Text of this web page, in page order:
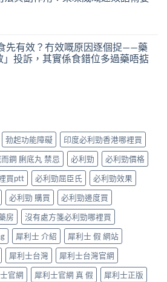
先有效？冇效嘅原因逐個捉——藥
」投訴，其實係食錯位多過藥唔掂
勃起功能障礙
印度必利勁香港哪裡買
而鋼 脷底丸 禁忌 必利勁
必利勁價格
買ptt 必利勁屈臣氏
必利勁效果
必利勁 購買
必利勁邊度買
房
沒有處方箋必利勁哪裡買
犀利士 介紹
犀利士 假 網站
犀利士台灣
犀利士台灣官網
官網 犀利士官網 真 假
犀利士正版